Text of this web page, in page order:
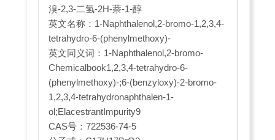
溴-2,3-二氢-2H-萘-1-醇
英文名称：1-Naphthalenol,2-bromo-1,2,3,4-
tetrahydro-6-(phenylmethoxy)-
英文同义词：1-Naphthalenol,2-bromo-
Chemicalbook1,2,3,4-tetrahydro-6-
(phenylmethoxy)-;6-(benzyloxy)-2-bromo-
1,2,3,4-tetrahydronaphthalen-1-
ol;ElacestrantImpurity9
CAS号：722536-74-5